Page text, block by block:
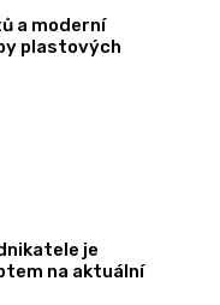
a moderní
plastových
je
na aktuální